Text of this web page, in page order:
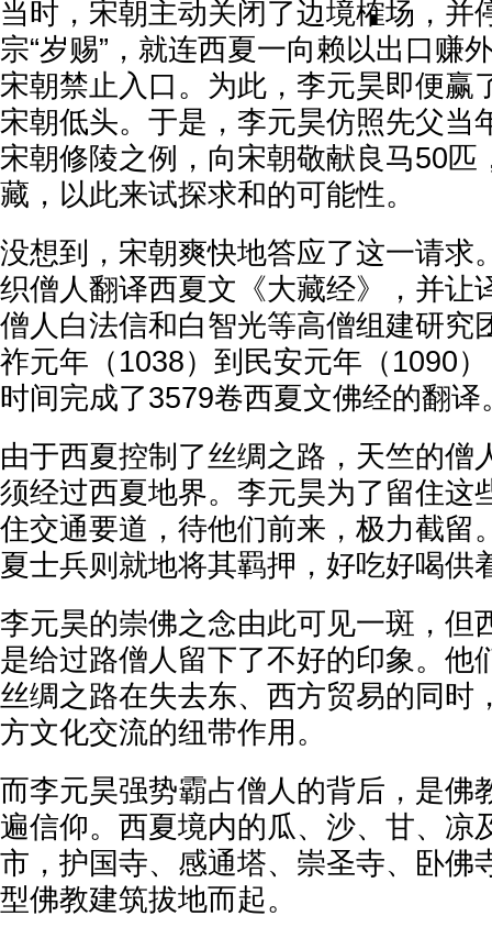
当时，宋朝主动关闭了边境榷场，并
宗“岁赐”，就连西夏一向赖以出口赚
宋朝禁止入口。为此，李元昊即便赢
宋朝低头。于是，李元昊仿照先父当
宋朝修陵之例，向宋朝敬献良马50匹
藏，以此来试探求和的可能性。
没想到，宋朝爽快地答应了这一请求
织僧人翻译西夏文《大藏经》，并让
僧人白法信和白智光等高僧组建研究
祚元年（1038）到民安元年（1090
时间完成了3579卷西夏文佛经的翻译
由于西夏控制了丝绸之路，天竺的僧
须经过西夏地界。李元昊为了留住这
住交通要道，待他们前来，极力截留
夏士兵则就地将其羁押，好吃好喝供
李元昊的崇佛之念由此可见一斑，但
是给过路僧人留下了不好的印象。他
丝绸之路在失去东、西方贸易的同时
方文化交流的纽带作用。
而李元昊强势霸占僧人的背后，是佛
遍信仰。西夏境内的瓜、沙、甘、凉
市，护国寺、感通塔、崇圣寺、卧佛
型佛教建筑拔地而起。